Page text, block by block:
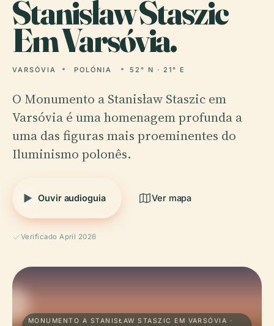
Stanisław Staszic
Em Varsóvia.
VARSÓVIA POLÓNIA 52° N · 21° E
O Monumento a Stanisław Staszic em
Varsóvia é uma homenagem profunda a
uma das figuras mais proeminentes do
Iluminismo polonês.
Ouvir audioguia Ver mapa
Verificado April 2026
MONUMENTO A STANISŁAW STASZIC EM VARSÓVIA ·